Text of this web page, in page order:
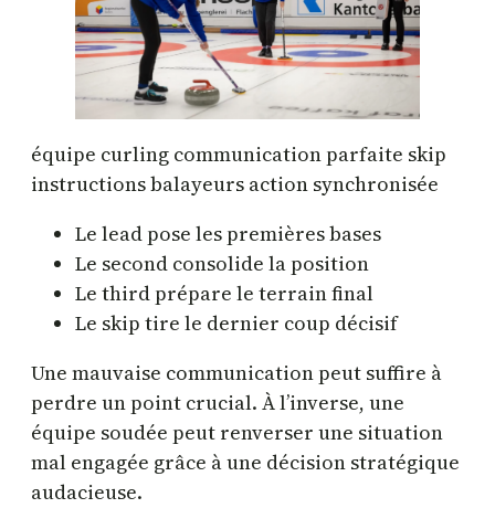
équipe curling communication parfaite skip
instructions balayeurs action synchronisée
Le lead pose les premières bases
Le second consolide la position
Le third prépare le terrain final
Le skip tire le dernier coup décisif
Une mauvaise communication peut suffire à
perdre un point crucial. À l’inverse, une
équipe soudée peut renverser une situation
mal engagée grâce à une décision stratégique
audacieuse.